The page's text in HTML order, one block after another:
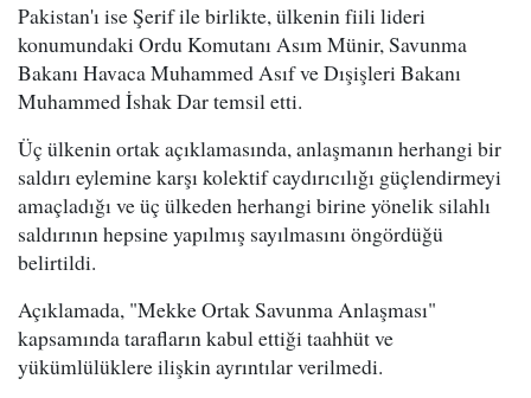
Pakistan'ı ise Şerif ile birlikte, ülkenin fiili lideri
konumundaki Ordu Komutanı Asım Münir, Savunma
Bakanı Havaca Muhammed Asıf ve Dışişleri Bakanı
Muhammed İshak Dar temsil etti.
Üç ülkenin ortak açıklamasında, anlaşmanın herhangi bir
saldırı eylemine karşı kolektif caydırıcılığı güçlendirmeyi
amaçladığı ve üç ülkeden herhangi birine yönelik silahlı
saldırının hepsine yapılmış sayılmasını öngördüğü
belirtildi.
Açıklamada, "Mekke Ortak Savunma Anlaşması"
kapsamında tarafların kabul ettiği taahhüt ve
yükümlülüklere ilişkin ayrıntılar verilmedi.